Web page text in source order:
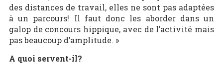
des distances de travail, elles ne sont pas adaptées
à un parcours! Il faut donc les aborder dans un
galop de concours hippique, avec de l’activité mais
pas beaucoup d’amplitude. »
A quoi servent-il?